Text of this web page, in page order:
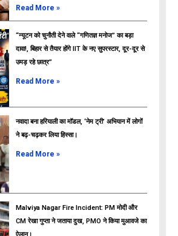
ads
Read More »
“न्यूटन को चुनौती देने वाले “गणितज्ञ मनोज” का बड़ा
दावा!, बिहार से तैयार होंगे IIT के नए सुपरस्टार, दूर-दूर से
उमड़ रहे छात्र”
Read More »
नवादा बना हरियाली का मॉडल, ‘नेम ट्री’ अभियान में लोगों
ने बढ़-चढ़कर लिया हिस्सा।
Read More »
Malviya Nagar Fire Incident: PM मोदी और
CM रेखा गुप्ता ने जताया दुख, PMO ने किया मुआवजे का